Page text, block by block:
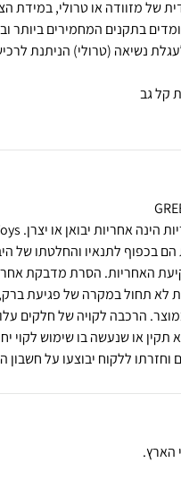
בכפוף לתנאיו והחלטתו של
האחריות. הסרת מדבקת
לא תחול במקרה של פגיעת
הרכבה לקויה של חלקים
ללקוח יבוצעו על חשבון
הארץ.